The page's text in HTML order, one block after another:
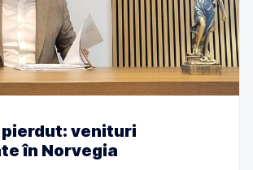
pierdut: venituri
în Norvegia